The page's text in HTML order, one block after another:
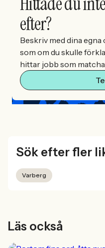
efter?
Beskriv med dina egna
som om du skulle
hittar jobb som
Sök efter fler
Varberg
Läs också